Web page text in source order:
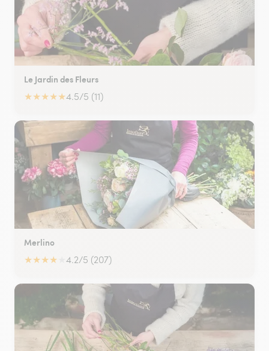
Le Jardin des Fleurs
★★★★★4.5/5 (11)
Merlino
★★★★ 4.2/5 (207)